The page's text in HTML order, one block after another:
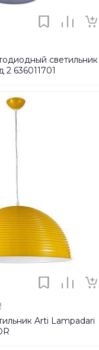
светильник
636011701
Arti Lampadari